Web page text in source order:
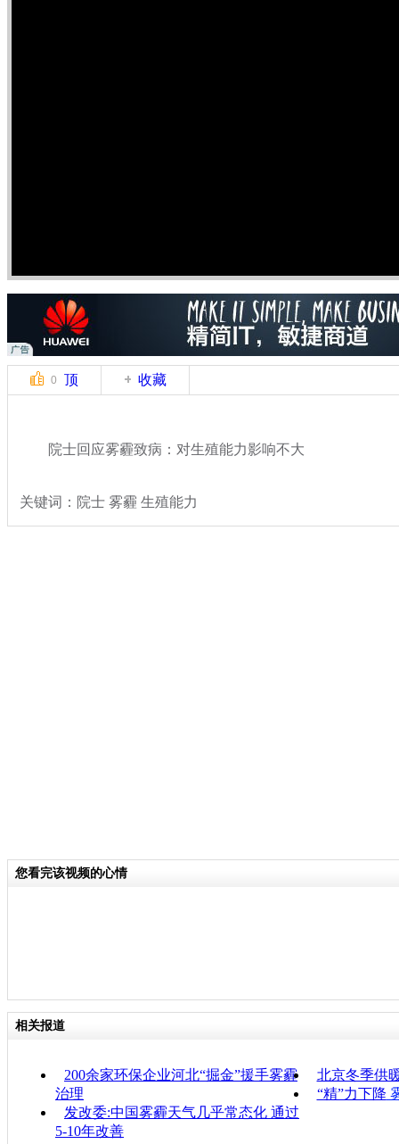
0 顶 收藏
院士回应雾霾致病：对生殖能力影响不大
关键词：院士 雾霾 生殖能力
您看完该视频的心情
相关报道
200余家环保企业河北“掘金”援手雾霾
治理
北京冬季供
“精”力下降
发改委:中国雾霾天气几乎常态化 通过
5-10年改善